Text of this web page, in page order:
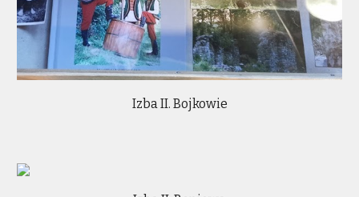
Izba II. Bojkowie